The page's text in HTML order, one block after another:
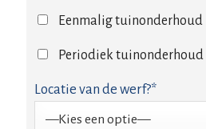
Eenmalig tuinonderhoud
Periodiek tuinonderhoud
Locatie van de werf?*